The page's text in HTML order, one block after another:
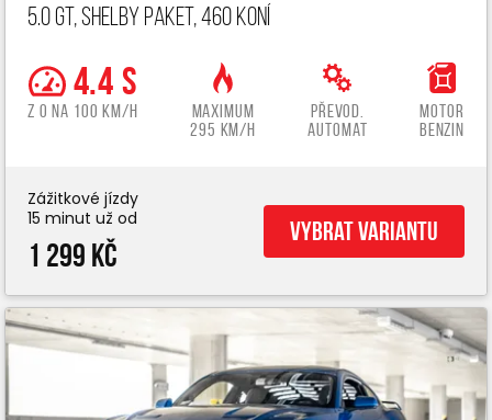
5.0 GT, Shelby paket, 460 koní
4.4 s
z 0 na 100 km/h
Maximum
295 km/h
Převod.
automat
Motor
benzin
Zážitkové jízdy
15 minut už od
1 299 Kč
Vybrat variantu